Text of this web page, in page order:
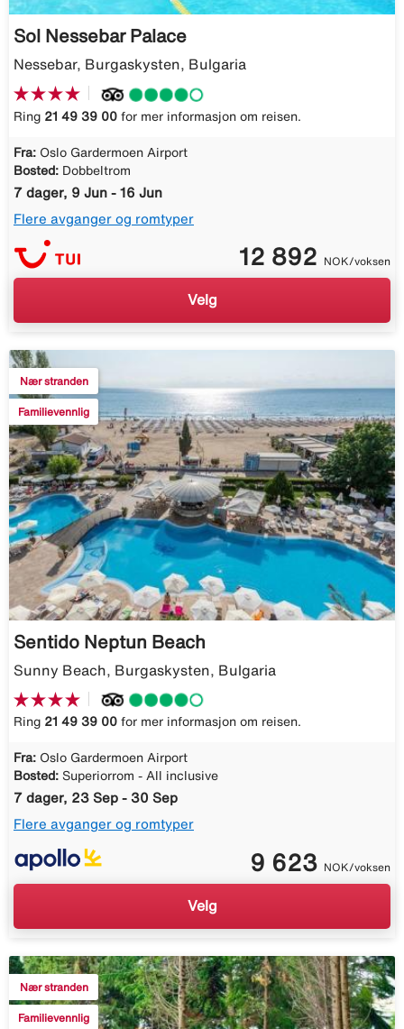
Sol Nessebar Palace
Nessebar, Burgaskysten, Bulgaria
Ring 21 49 39 00 for mer informasjon om reisen.
Fra: Oslo Gardermoen Airport
Bosted: Dobbeltrom
7 dager, 9 Jun - 16 Jun
Flere avganger og romtyper
12 892 NOK/voksen
Velg
Nær stranden
Familievennlig
Sentido Neptun Beach
Sunny Beach, Burgaskysten, Bulgaria
Ring 21 49 39 00 for mer informasjon om reisen.
Fra: Oslo Gardermoen Airport
Bosted: Superiorrom - All inclusive
7 dager, 23 Sep - 30 Sep
Flere avganger og romtyper
9 623 NOK/voksen
Velg
Nær stranden
Familievennlig